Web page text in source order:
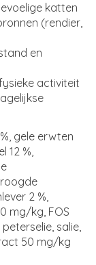
katten
(rendier,
en
activiteit
gele erwten
12 %,
2 %,
mg/kg, FOS
salie,
50 mg/kg